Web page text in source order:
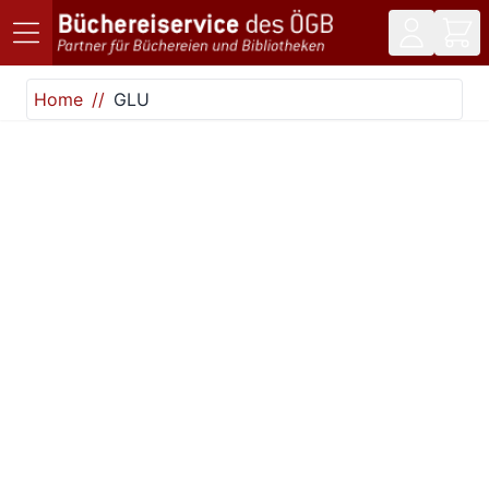
Direkt zum Inhalt
Home
GLU